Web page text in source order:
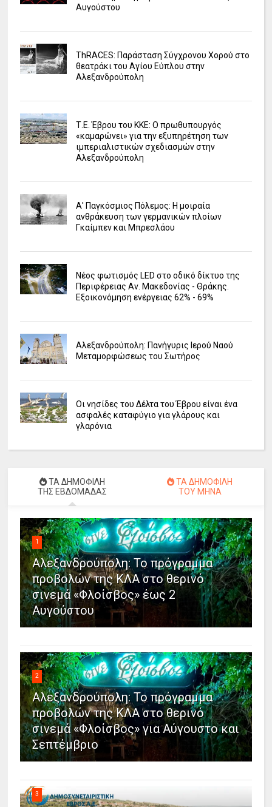
Αυγούστου
ΤhRACES: Παράσταση Σύγχρονου Χορού στο
θεατράκι του Αγίου Εύπλου στην
Αλεξανδρούπολη
Τ.Ε. Έβρου του ΚΚΕ: Ο πρωθυπουργός
«καμαρώνει» για την εξυπηρέτηση των
ιμπεριαλιστικών σχεδιασμών στην
Αλεξανδρούπολη
Α' Παγκόσμιος Πόλεμος: Η μοιραία
ανθράκευση των γερμανικών πλοίων
Γκαίμπεν και Μπρεσλάου
Νέος φωτισμός LED στο οδικό δίκτυο της
Περιφέρειας Αν. Μακεδονίας - Θράκης.
Εξοικονόμηση ενέργειας 62% - 69%
Αλεξανδρούπολη: Πανήγυρις Ιερού Ναού
Μεταμορφώσεως του Σωτήρος
Οι νησίδες του Δέλτα του Έβρου είναι ένα
ασφαλές καταφύγιο για γλάρους και
γλαρόνια
ΤΑ ΔΗΜΟΦΙΛΗ
ΤΗΣ ΕΒΔΟΜΑΔΑΣ
ΤΑ ΔΗΜΟΦΙΛΗ
ΤΟΥ ΜΗΝΑ
1
Αλεξανδρούπολη: Το πρόγραμμα
προβολών της ΚΛΑ στο θερινό
σινεμά «Φλοίσβος» έως 2
Αυγούστου
2
Αλεξανδρούπολη: Το πρόγραμμα
προβολών της ΚΛΑ στο θερινό
σινεμά «Φλοίσβος» για Αύγουστο και
Σεπτέμβριο
3